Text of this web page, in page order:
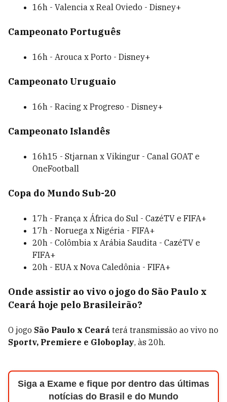
16h - Valencia x Real Oviedo - Disney+
Campeonato Português
16h - Arouca x Porto - Disney+
Campeonato Uruguaio
16h - Racing x Progreso - Disney+
Campeonato Islandês
16h15 - Stjarnan x Vikingur - Canal GOAT e
OneFootball
Copa do Mundo Sub-20
17h - França x África do Sul - CazéTV e FIFA+
17h - Noruega x Nigéria - FIFA+
20h - Colômbia x Arábia Saudita - CazéTV e
FIFA+
20h - EUA x Nova Caledônia - FIFA+
Onde assistir ao vivo o jogo do São Paulo x
Ceará hoje pelo Brasileirão?
O jogo São Paulo x Ceará terá transmissão ao vivo no
Sportv, Premiere e Globoplay, às 20h.
Siga a Exame e fique por dentro das últimas
notícias do Brasil e do Mundo